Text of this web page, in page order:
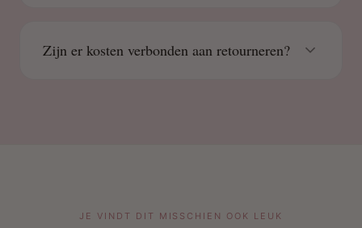
Zijn er kosten verbonden aan retourneren?
JE VINDT DIT MISSCHIEN OOK LEUK